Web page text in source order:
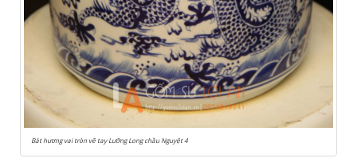
Bát hương vai tròn vẽ tay Lưỡng Long chầu Nguyệt 4